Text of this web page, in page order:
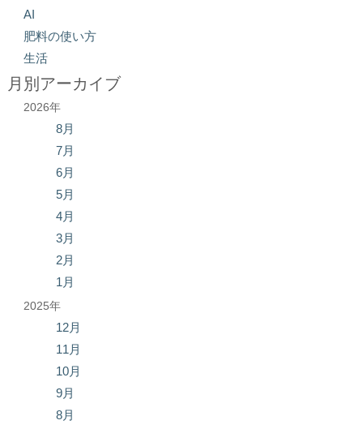
AI
肥料の使い方
生活
月別アーカイブ
2026年
8月
7月
6月
5月
4月
3月
2月
1月
2025年
12月
11月
10月
9月
8月